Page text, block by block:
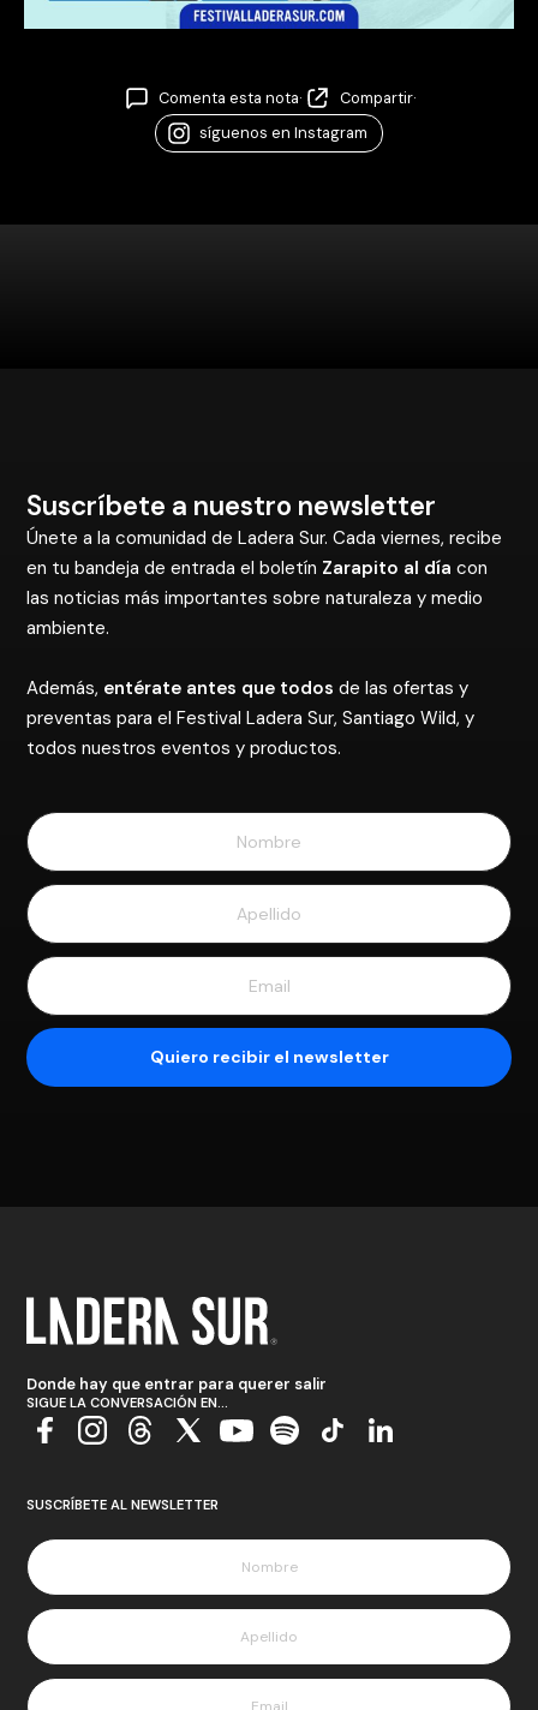
Comenta esta nota· Compartir·
síguenos en Instagram
Suscríbete a nuestro newsletter
Únete a la comunidad de Ladera Sur. Cada viernes, recibe
en tu bandeja de entrada el boletín Zarapito al día con
las noticias más importantes sobre naturaleza y medio
ambiente.
Además, entérate antes que todos de las ofertas y
preventas para el Festival Ladera Sur, Santiago Wild, y
todos nuestros eventos y productos.
Donde hay que entrar para querer salir
SIGUE LA CONVERSACIÓN EN...
SUSCRÍBETE AL NEWSLETTER